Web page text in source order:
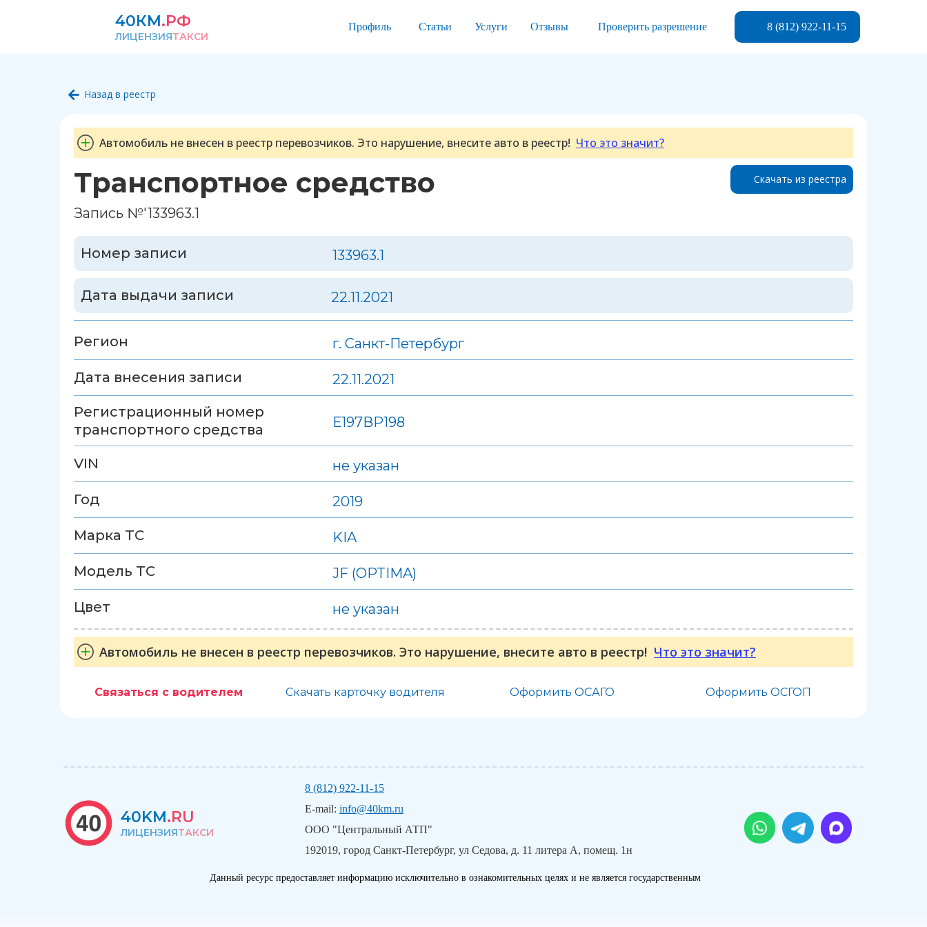
40КМ.РФ
ЛИЦЕНЗИЯТАКСИ
Профиль Статьи Услуги Отзывы Проверить разрешение 8 (812) 922-11-15
Назад в реестр
Автомобиль не внесен в реестр перевозчиков. Это нарушение, внесите авто в реестр! Что это значит?
Транспортное средство
Запись №'133963.1
Скачать из реестра
Номер записи 133963.1
Дата выдачи записи 22.11.2021
Регион г. Санкт-Петербург
Дата внесения записи
22.11.2021
Регистрационный номер
транспортного средства
Е197ВР198
VIN не указан
Год 2019
Марка ТС KIA
Модель ТС JF (OPTIMA)
Цвет не указан
Автомобиль не внесен в реестр перевозчиков. Это нарушение, внесите авто в реестр! Что это значит?
Связаться с водителем Скачать карточку водителя Оформить ОСАГО Оформить ОСГОП
40KM.RU
ЛИЦЕНЗИЯТАКСИ
8 (812) 922-11-15
E-mail: info@40km.ru
ООО "Центральный АТП"
192019, город Санкт-Петербург, ул Седова, д. 11 литера А, помещ. 1н
Данный ресурс предоставляет информацию исключительно в ознакомительных целях и не является государственным